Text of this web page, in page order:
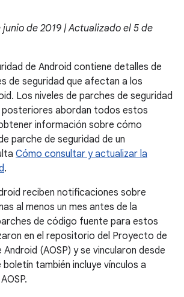
de 2019 | Actualizado el 5 de
de Android contiene detalles de
de seguridad que afectan a los
Los niveles de parches de seguridad
abordan todos estos
información sobre cómo
parche de seguridad de un
Cómo consultar y actualizar la
.
reciben notificaciones sobre
al menos un mes antes de la
de código fuente para estos
en el repositorio del Proyecto de
(AOSP) y se vincularon desde
también incluye vínculos a